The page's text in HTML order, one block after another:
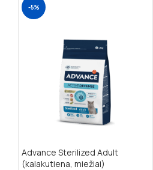
-5%
Advance Sterilized Adult
(kalakutiena, miežiai)